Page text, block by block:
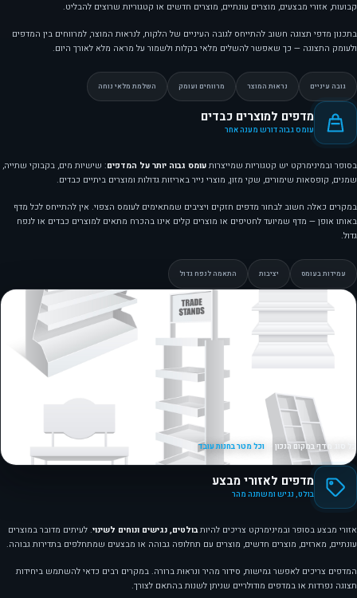
קבועות, אזורי מבצעים, מוצרים עונתיים, מוצרים חדשים או קטגוריות שרוצים להבליט.
בתכנון מדפי תצוגה חשוב להתייחס לגובה העיניים של הלקוח, לנראוּת המוצר, למרווחים בין המדפים
ולעומק התצוגה — כך שאפשר להשלים מלאי בקלות ולשמור על מראה מלא לאורך היום.
גובה עיניים נראוּת המוצר מרווחים ועומק השלמת מלאי נוחה
מדפים למוצרים כבדים
עומס גבוה דורש מענה אחר
בסופר ובמינימרקט יש קטגוריות שמייצרות עומס גבוה יותר על המדפים: שישיות מים, בקבוקי שתייה,
שמנים, קופסאות שימורים, שקי מזון, מוצרי נייר באריזות גדולות ומוצרים ביתיים כבדים.
במקרים כאלה חשוב לבחור מדפים חזקים ויציבים שמתאימים לעומס הצפוי. אין להתייחס לכל מדף
באותו אופן — מדף שמיועד לחטיפים או מוצרים קלים אינו בהכרח מתאים למוצרים כבדים או לנפח
גדול.
עמידות בעומס יציבות התאמה לנפח גדול
כל סוג מדף במקום הנכון — וכל מטר בחנות עובד
מדפים לאזורי מבצע
בולט, נגיש ומשתנה מהר
אזורי מבצע בסופר ובמינימרקט צריכים להיותבולטים, נגישים ונוחים לשינוי. לעיתים מדובר במוצרים
עונתיים, מארזים, מוצרים חדשים, מוצרים עם תחלופה גבוהה או מבצעים שמתחלפים בתדירות גבוהה.
המדפים צריכים לאפשר גמישות, סידור מהיר ונראוּת ברורה. במקרים רבים כדאי להשתמש ביחידות
תצוגה נפרדות או במדפים מודולריים שניתן לשנות בהתאם לצורך.